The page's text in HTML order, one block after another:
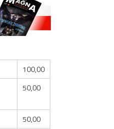
100,00
50,00
50,00